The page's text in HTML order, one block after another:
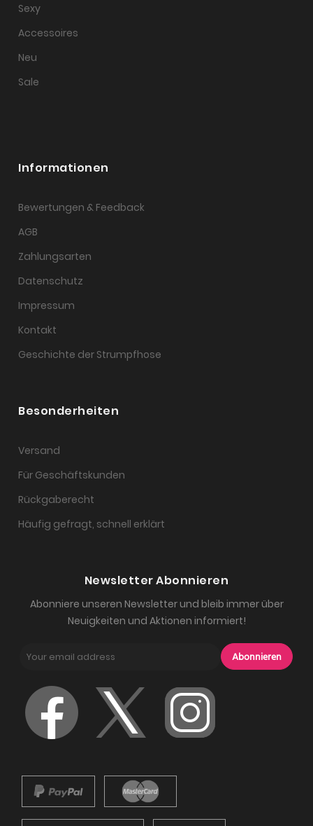
Sexy
Accessoires
Neu
Sale
Informationen
Bewertungen & Feedback
AGB
Zahlungsarten
Datenschutz
Impressum
Kontakt
Geschichte der Strumpfhose
Besonderheiten
Versand
Für Geschäftskunden
Rückgaberecht
Häufig gefragt, schnell erklärt
Newsletter Abonnieren
Abonniere unseren Newsletter und bleib immer über
Neuigkeiten und Aktionen informiert!
Abonnieren